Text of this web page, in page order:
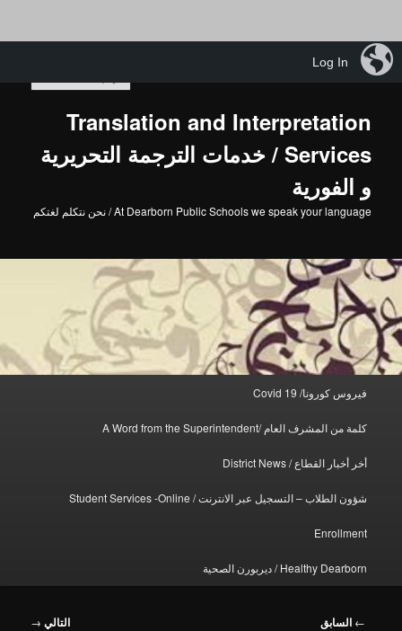
iBlog
Log In
تخطي
إلى
المحتوى
Translation and Interpretation
Services / خدمات الترجمة التحريرية
و الفورية
At Dearborn Public Schools we speak your language / نحن نتكلم لغتكم
الرئيسية
فيروس كورونا/ Covid 19
كلمة من المشرف العام /A Word from the Superintendent
أخر أخبار القطاع / District News
شؤون الطلاب – التسجيل عبر الانترنت / Student Services -Online
Enrollment
Healthy Dearborn / ديربورن الصحية
تصفّح
← السابق التالي →